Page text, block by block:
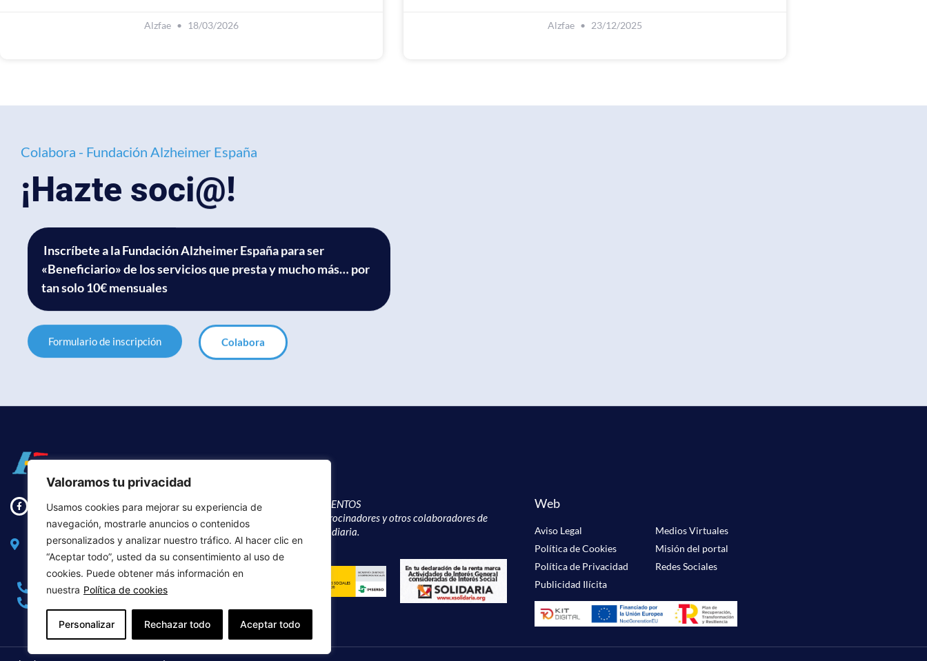
Valoramos tu privacidad
Usamos cookies para mejorar su experiencia de
navegación, mostrarle anuncios o contenidos
personalizados y analizar nuestro tráfico. Al hacer clic en
“Aceptar todo”, usted da su consentimiento al uso de
cookies. Puede obtener más información en
nuestra Política de cookies
Personalizar Rechazar todo Aceptar todo
Alzfae 18/03/2026 Alzfae 23/12/2025
Colabora - Fundación Alzheimer España
¡Hazte soci@!
Inscríbete a la Fundación Alzheimer España para ser
«Beneficiario» de los servicios que presta y mucho más… por
tan solo 10€ mensuales
Formulario de inscripción Colabora
Avda Daroca, 80, local, CP. 28017 MADRID.
(España)
913 431 165
913 595 450
AGRADECIMIENTOS
Padrinos, patrocinadores y otros colaboradores de
nuestra labor diaria.
Web
Aviso Legal
Política de Cookies
Política de Privacidad
Publicidad Ilícita
Medios Virtuales
Misión del portal
Redes Sociales